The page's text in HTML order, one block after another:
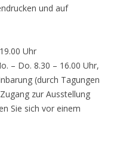
und auf
Uhr
– Do. 8.30 – 16.00 Uhr,
(durch Tagungen
zur Ausstellung
Sie sich vor einem